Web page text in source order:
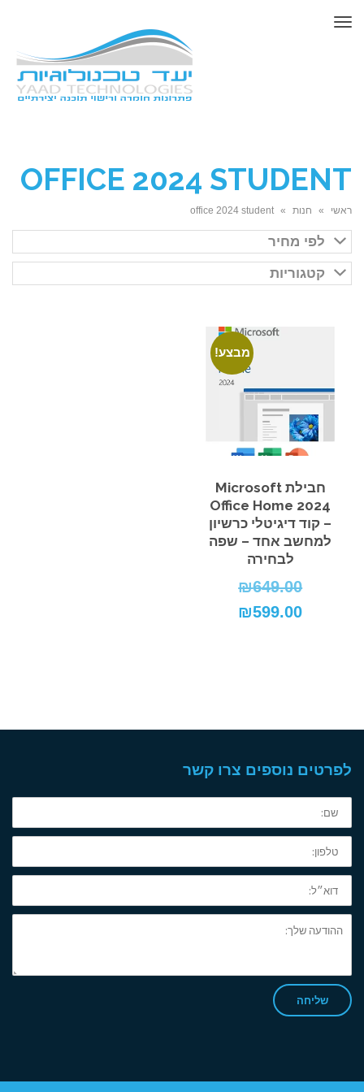
תפריט
OFFICE 2024 STUDENT
ראשי » חנות »
office 2024 student
לפי מחיר
קטגוריות
מבצע!
חבילת Microsoft
Office Home 2024
– קוד דיגיטלי כרשיון
למחשב אחד – שפה
לבחירה
₪649.00
המחיר
המקורי₪599.00
המחיר
לפרטים נוספים צרו קשר
שם:
טלפון:
דוא״ל:
ההודעה
שלך:
שליחה